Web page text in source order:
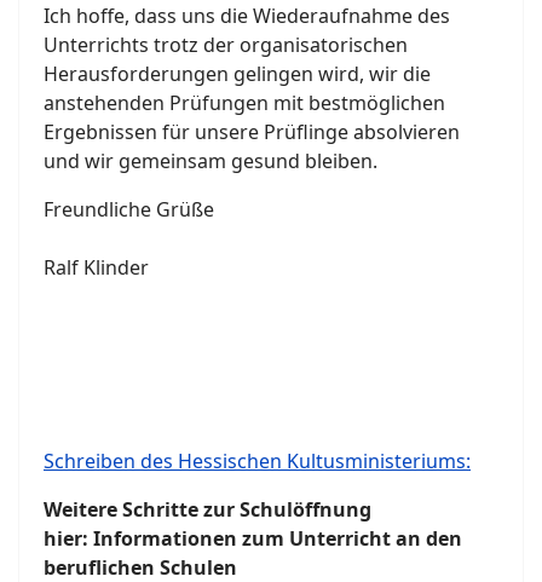
Ich hoffe, dass uns die Wiederaufnahme des
Unterrichts trotz der organisatorischen
Herausforderungen gelingen wird, wir die
anstehenden Prüfungen mit bestmöglichen
Ergebnissen für unsere Prüflinge absolvieren
und wir gemeinsam gesund bleiben.
Freundliche Grüße
Ralf Klinder
Schreiben des Hessischen Kultusministeriums:
Weitere Schritte zur Schulöffnung
hier: Informationen zum Unterricht an den
beruflichen Schulen